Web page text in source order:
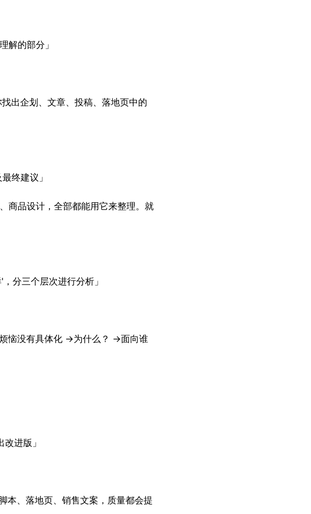
解的部分」
出企划、文章、投稿、落地页中的
终建议」
商品设计，全部都能用它来整理。就
分三个层次进行分析」
恼没有具体化 →为什么？ →面向谁
进版」
本、落地页、销售文案，质量都会提